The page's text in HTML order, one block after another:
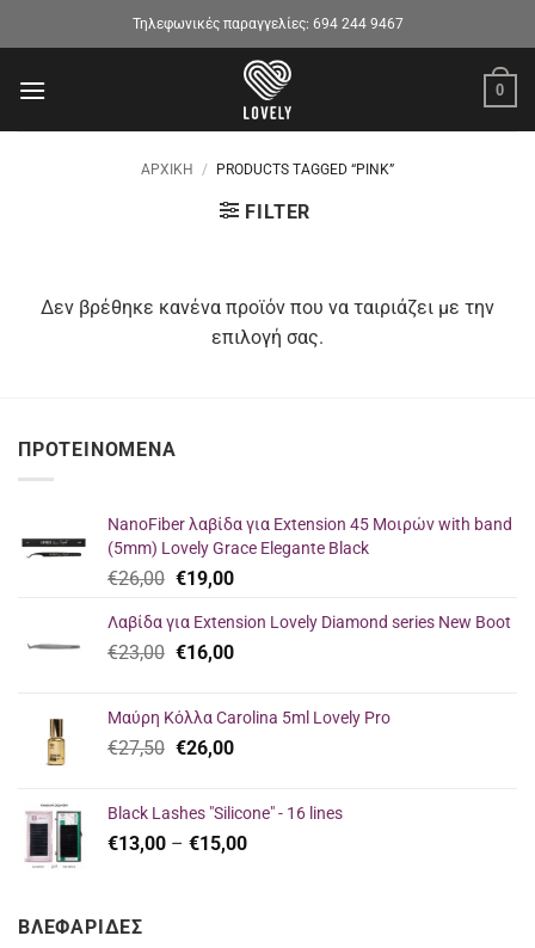
στο
Τηλεφωνικές παραγγελίες: 694 244 9467
0
ΑΡΧΙΚΉ / PRODUCTS TAGGED “PINK”
FILTER
Δεν βρέθηκε κανένα προϊόν που να ταιριάζει με την
επιλογή σας.
ΠΡΟΤΕΙΝΌΜΕΝΑ
NanoFiber λαβίδα για Extension 45 Μοιρών with band
(5mm) Lovely Grace Elegante Black
€26,00 Original
was:
€26,00.
€19,00Η
τιμή
είναι:
Λαβίδα για Extension Lovely Diamond series New Boot
€23,00 Original
€23,00.
€16,00Η
είναι:
€16,00.
Μαύρη Κόλλα Carolina 5ml Lovely Pro
€27,50 Original
€27,50.
€26,00Η
είναι:
€26,00.
Black Lashes "Silicone" - 16 lines
€13,00 – €15,00Price
ΒΛΕΦΑΡΙΔΕΣ